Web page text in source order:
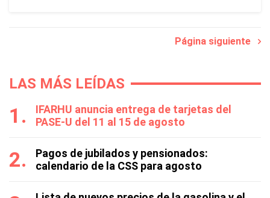
Página siguiente
LAS MÁS LEÍDAS
IFARHU anuncia entrega de tarjetas del
PASE-U del 11 al 15 de agosto
Pagos de jubilados y pensionados:
calendario de la CSS para agosto